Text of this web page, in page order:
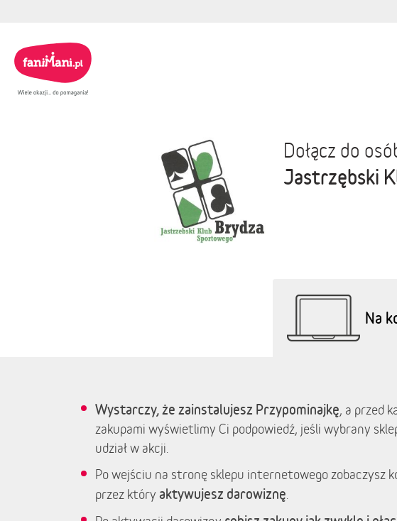
Dołącz do
Jastrzębski
Na
Wystarczy, że zainstalujesz Przypominajkę, a przed
zakupami wyświetlimy Ci podpowiedź, jeśli wybrany
udział w akcji.
Po wejściu na stronę sklepu internetowego zobaczysz
przez który aktywujesz darowiznę